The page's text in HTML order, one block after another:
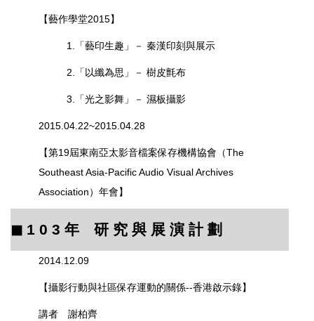
【藝作學堂2015】
1.「藝印生趣」－ 秦漢印刻與展示
2.「以纖為思」－ 樹皮氈布
3.「光之影舞」－ 濕板攝影
2015.04.22~2015.04.28
【第19屆東南亞太影音檔案保存機構協會（The
Southeast Asia-Pacific Audio Visual Archives
Association）年會】
◼︎ 1 0 3 年 研 究 與 展 演 計 劃
2014.12.09
【攝影行動與社區保存運動的關係--香港啟示錄】
講者 謝柏齊